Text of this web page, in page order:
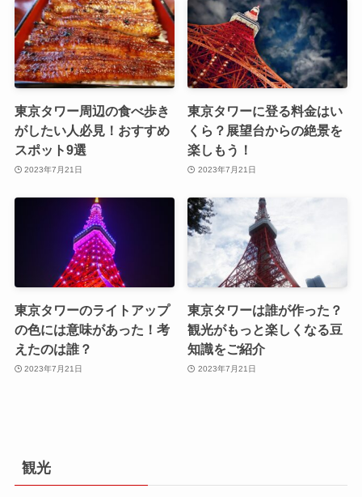
東京タワー周辺の食べ歩き
がしたい人必見！おすすめ
スポット9選
2023年7月21日
東京タワーに登る料金はい
くら？展望台からの絶景を
楽しもう！
2023年7月21日
東京タワーのライトアップ
の色には意味があった！考
えたのは誰？
2023年7月21日
東京タワーは誰が作った？
観光がもっと楽しくなる豆
知識をご紹介
2023年7月21日
観光